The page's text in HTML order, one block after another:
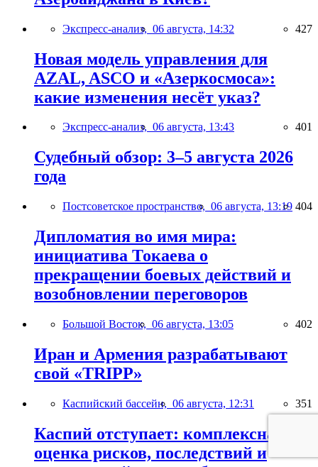
Экспресс-анализ, 06 августа, 14:32 427
Новая модель управления для
AZAL, ASCO и «Азеркосмоса»:
какие изменения несёт указ?
Экспресс-анализ, 06 августа, 13:43 401
Судебный обзор: 3–5 августа 2026
года
Постсоветское пространство, 06 августа, 13:19 404
Дипломатия во имя мира:
инициатива Токаева о
прекращении боевых действий и
возобновлении переговоров
Большой Восток, 06 августа, 13:05 402
Иран и Армения разрабатывают
свой «TRIPP»
Каспийский бассейн, 06 августа, 12:31 351
Каспий отступает: комплексная
оценка рисков, последствий и